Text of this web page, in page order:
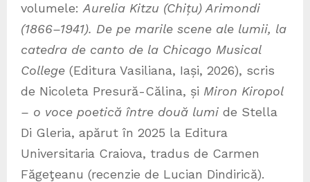
volumele: Aurelia Kitzu (Chițu) Arimondi
(1866–1941). De pe marile scene ale lumii, la
catedra de canto de la Chicago Musical
College (Editura Vasiliana, Iași, 2026), scris
de Nicoleta Presură-Călina, și Miron Kiropol
– o voce poetică între două lumi de Stella
Di Gleria, apărut în 2025 la Editura
Universitaria Craiova, tradus de Carmen
Făgeţeanu (recenzie de Lucian Dindirică).